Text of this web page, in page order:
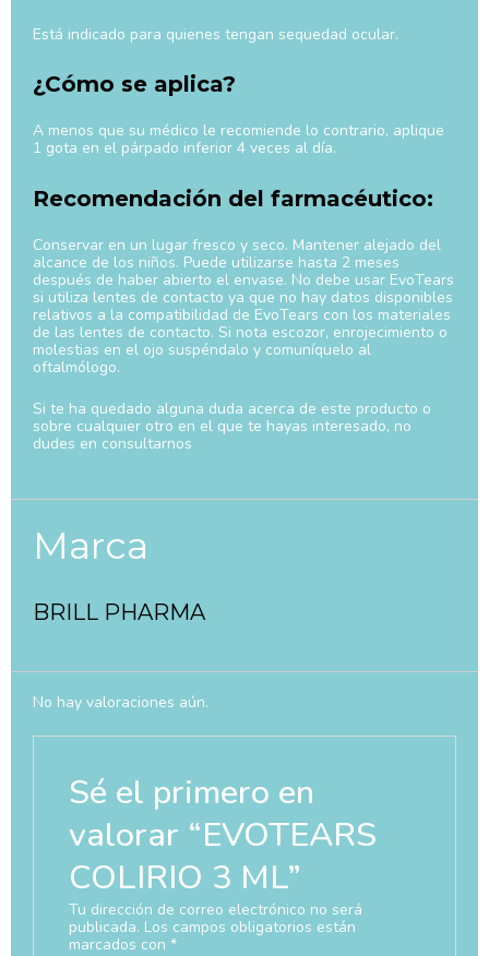
Está indicado para quienes tengan sequedad ocular.
¿Cómo se aplica?
A menos que su médico le recomiende lo contrario, aplique
1 gota en el párpado inferior 4 veces al día.
Recomendación del farmacéutico:
Conservar en un lugar fresco y seco. Mantener alejado del
alcance de los niños. Puede utilizarse hasta 2 meses
después de haber abierto el envase. No debe usar EvoTears
si utiliza lentes de contacto ya que no hay datos disponibles
relativos a la compatibilidad de EvoTears con los materiales
de las lentes de contacto. Si nota escozor, enrojecimiento o
molestias en el ojo suspéndalo y comuníquelo al
oftalmólogo.
Si te ha quedado alguna duda acerca de este producto o
sobre cualquier otro en el que te hayas interesado, no
dudes en consultarnos
Marca
BRILL PHARMA
No hay valoraciones aún.
Sé el primero en
valorar “EVOTEARS
COLIRIO 3 ML”
Tu dirección de correo electrónico no será
publicada. Los campos obligatorios están
marcados con *